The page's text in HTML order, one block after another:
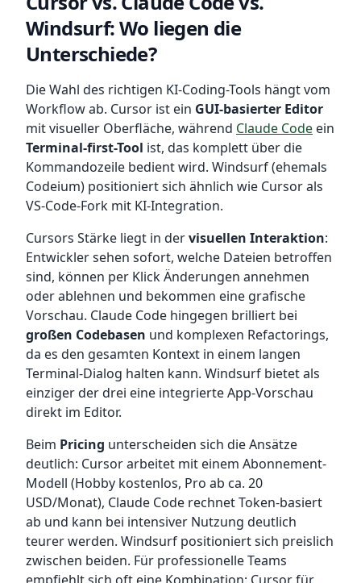
Windsurf: Wo liegen die
Unterschiede?
Die Wahl des richtigen KI-Coding-Tools hängt vom
Workflow ab. Cursor ist ein GUI-basierter Editor
mit visueller Oberfläche, während Claude Code ein
Terminal-first-Tool ist, das komplett über die
Kommandozeile bedient wird. Windsurf (ehemals
Codeium) positioniert sich ähnlich wie Cursor als
VS-Code-Fork mit KI-Integration.
Cursors Stärke liegt in dervisuellen Interaktion:
Entwickler sehen sofort, welche Dateien betroffen
sind, können per Klick Änderungen annehmen
oder ablehnen und bekommen eine grafische
Vorschau. Claude Code hingegen brilliert bei
großen Codebasen und komplexen Refactorings,
da es den gesamten Kontext in einem langen
Terminal-Dialog halten kann. Windsurf bietet als
einziger der drei eine integrierte App-Vorschau
direkt im Editor.
Beim Pricing unterscheiden sich die Ansätze
deutlich: Cursor arbeitet mit einem Abonnement-
Modell (Hobby kostenlos, Pro ab ca. 20
USD/Monat), Claude Code rechnet Token-basiert
ab und kann bei intensiver Nutzung deutlich
teurer werden. Windsurf positioniert sich preislich
zwischen beiden. Für professionelle Teams
empfiehlt sich oft eine Kombination: Cursor für